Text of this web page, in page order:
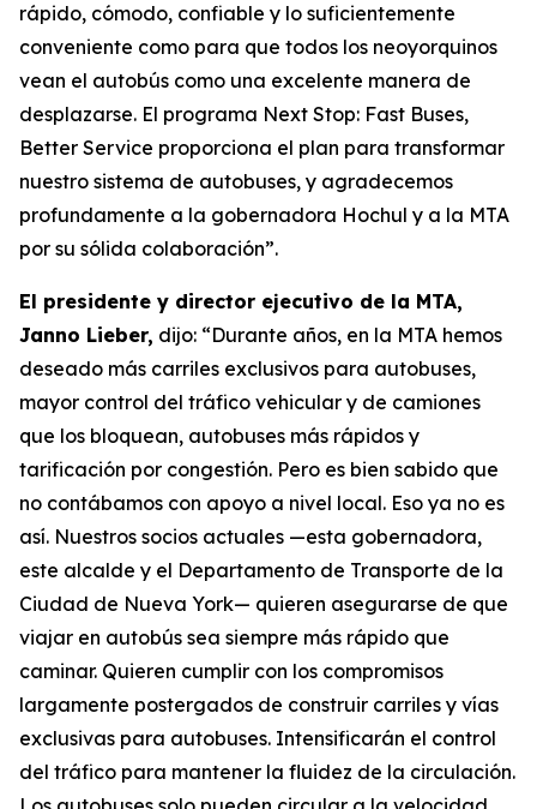
rápido, cómodo, confiable y lo suficientemente
conveniente como para que todos los neoyorquinos
vean el autobús como una excelente manera de
desplazarse. El programa Next Stop: Fast Buses,
Better Service proporciona el plan para transformar
nuestro sistema de autobuses, y agradecemos
profundamente a la gobernadora Hochul y a la MTA
por su sólida colaboración”.
El presidente y director ejecutivo de la MTA,
Janno Lieber, dijo: “Durante años, en la MTA hemos
deseado más carriles exclusivos para autobuses,
mayor control del tráfico vehicular y de camiones
que los bloquean, autobuses más rápidos y
tarificación por congestión. Pero es bien sabido que
no contábamos con apoyo a nivel local. Eso ya no es
así. Nuestros socios actuales —esta gobernadora,
este alcalde y el Departamento de Transporte de la
Ciudad de Nueva York— quieren asegurarse de que
viajar en autobús sea siempre más rápido que
caminar. Quieren cumplir con los compromisos
largamente postergados de construir carriles y vías
exclusivas para autobuses. Intensificarán el control
del tráfico para mantener la fluidez de la circulación.